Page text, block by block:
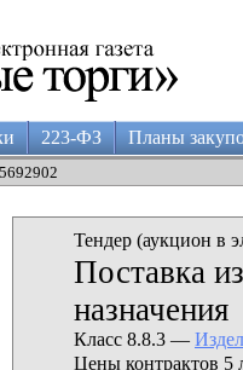
223-ФЗ Планы
Тендер (аукцион в
Поставка
назначения
Класс 8.8.3 —
Цены контрактов 5